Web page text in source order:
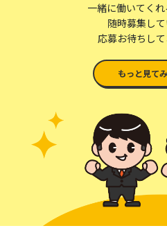
一緒に働いてく
随時募集して
応募お待ちして
もっと見て